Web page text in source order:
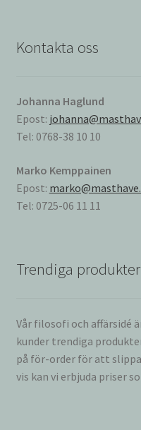
Kontakta oss
Johanna Haglund
Epost:
Tel: 0768-38 10 10
Marko Kemppainen
Epost:
Tel: 0725-06 11 11
Trendiga
Vår filosofi och affärsidé
kunder trendiga
på för-order för att
vis kan vi erbjuda priser